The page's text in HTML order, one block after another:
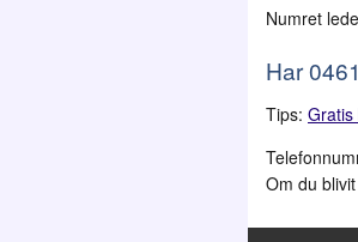
Numret
Har
Tips: Gratis
Om du